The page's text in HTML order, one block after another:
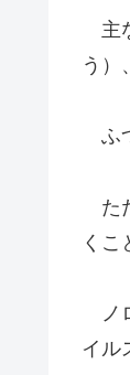
主
う）
ふ
た
くこ
ノ
イル